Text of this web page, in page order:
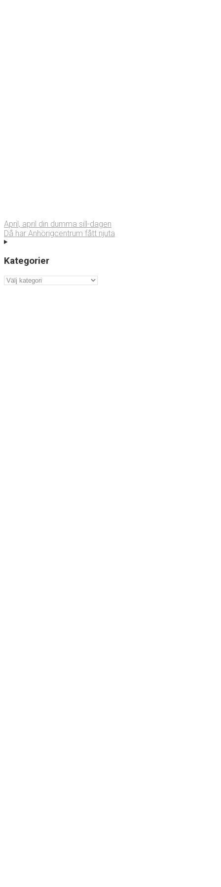
April, april din dumma sill-dagen
Då har Anhörigcentrum fått njuta
Kategorier
Kategorier